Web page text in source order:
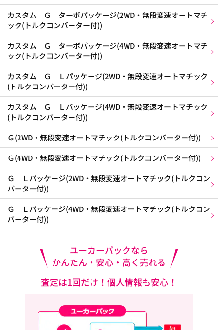
カスタム Ｇ ターボパッケージ(2WD・無段変速オートマチ
ック(トルクコンバーター付))
カスタム Ｇ ターボパッケージ(4WD・無段変速オートマチ
ック(トルクコンバーター付))
カスタム Ｇ Ｌパッケージ(2WD・無段変速オートマチック
(トルクコンバーター付))
カスタム Ｇ Ｌパッケージ(4WD・無段変速オートマチック
(トルクコンバーター付))
Ｇ(2WD・無段変速オートマチック(トルクコンバーター付))
Ｇ(4WD・無段変速オートマチック(トルクコンバーター付))
Ｇ Ｌパッケージ(2WD・無段変速オートマチック(トルクコン
バーター付))
Ｇ Ｌパッケージ(4WD・無段変速オートマチック(トルクコン
バーター付))
ユーカーパックなら
かんたん・安心・高く売れる
査定は1回だけ！個人情報も安心！